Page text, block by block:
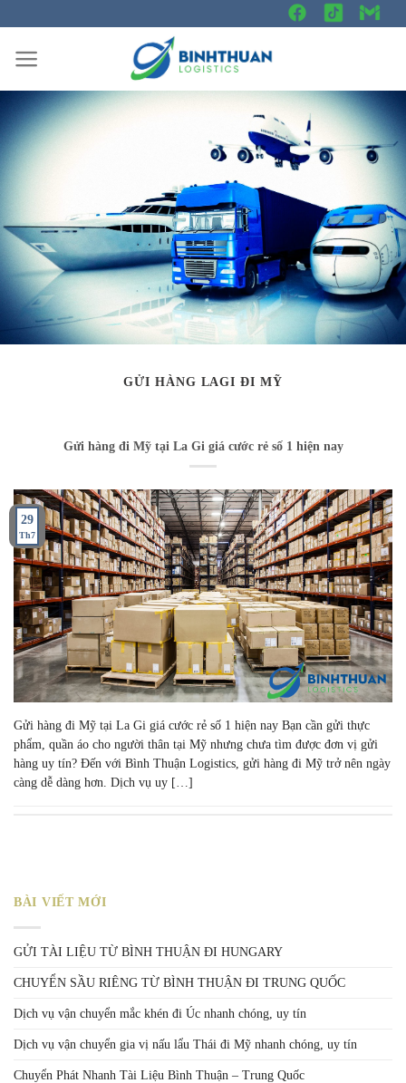
to
GỬI HÀNG LAGI ĐI MỸ
Gửi hàng đi Mỹ tại La Gi giá cước rẻ số 1 hiện nay
29
Th7
Gửi hàng đi Mỹ tại La Gi giá cước rẻ số 1 hiện nay Bạn cần gửi thực
phẩm, quần áo cho người thân tại Mỹ nhưng chưa tìm được đơn vị gửi
hàng uy tín? Đến với Bình Thuận Logistics, gửi hàng đi Mỹ trở nên ngày
càng dễ dàng hơn. Dịch vụ uy […]
BÀI VIẾT MỚI
GỬI TÀI LIỆU TỪ BÌNH THUẬN ĐI HUNGARY
CHUYỂN SẦU RIÊNG TỪ BÌNH THUẬN ĐI TRUNG QUỐC
Dịch vụ vận chuyển mắc khén đi Úc nhanh chóng, uy tín
Dịch vụ vận chuyển gia vị nấu lẩu Thái đi Mỹ nhanh chóng, uy tín
Chuyển Phát Nhanh Tài Liệu Bình Thuận – Trung Quốc